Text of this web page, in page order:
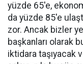
yüzde 65'e,
da yüzde 85'e
zor. Ancak bizler
başkanları olarak
iktidara taşıyacak